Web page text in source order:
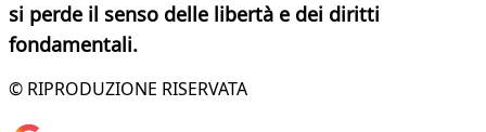
si perde il senso delle libertà e dei diritti
fondamentali.
© RIPRODUZIONE RISERVATA